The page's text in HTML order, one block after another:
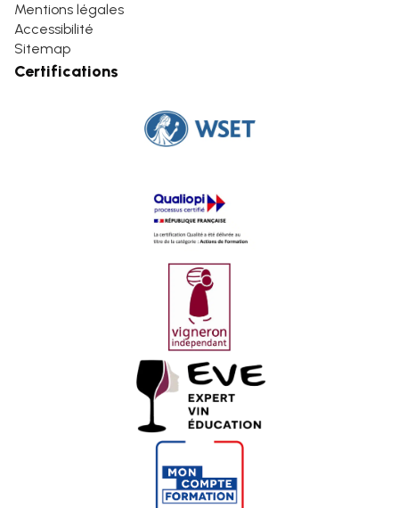
Mentions légales
Accessibilité
Sitemap
Certifications